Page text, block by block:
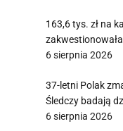
163,6 tys. zł na
6 sierpnia 2026
37-letni Polak
Śledczy badają
6 sierpnia 2026